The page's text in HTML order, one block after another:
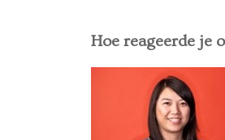
Hoe reageerde je